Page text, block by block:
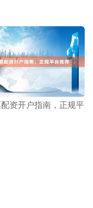
资开户指南，正规平